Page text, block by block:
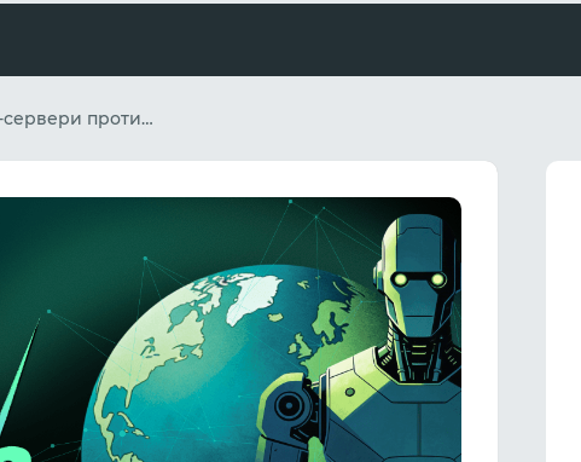
Побутові проксі-сервери проти розумних антибот-систем: що насправді працює у 2026 році